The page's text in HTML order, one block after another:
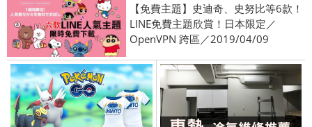
【免費主題】史迪奇、史努比等6款！
LINE免費主題欣賞！日本限定／
OpenVPN 跨區／2019/04/09